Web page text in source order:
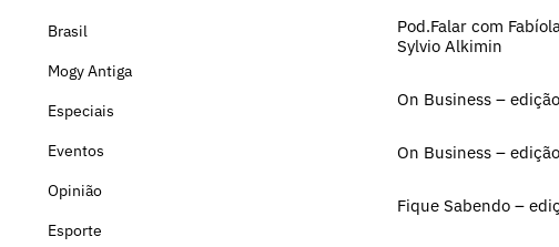
Brasil
Mogy Antiga
Especiais
Eventos
Opinião
Esporte
Pod.Falar com
Sylvio Alkimin
On Business –
On Business –
Fique Sabendo –